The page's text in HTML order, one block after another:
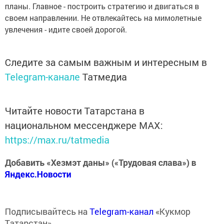
планы. Главное - построить стратегию и двигаться в
своем направлении. Не отвлекайтесь на мимолетные
увлечения - идите своей дорогой.
Следите за самым важным и интересным в
Telegram-канале Татмедиа
Читайте новости Татарстана в
национальном мессенджере MАХ:
https://max.ru/tatmedia
Добавить «Хезмэт даны» («Трудовая слава») в
Яндекс.Новости
Подписывайтесь на Telegram-канал «Кукмор